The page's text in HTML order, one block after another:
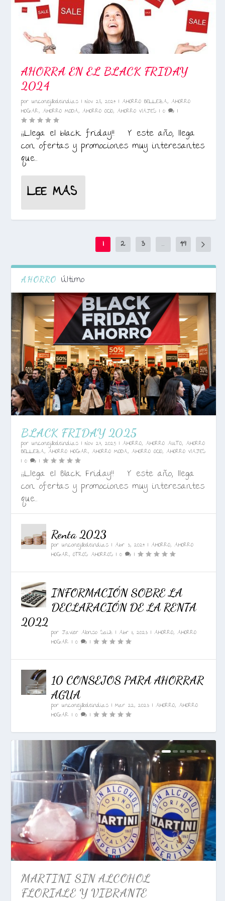
AHORRA EN EL BLACK FRIDAY
2024
porunconejillodeindias |Nov 28, 2024 |AHORRO BELLEZA,AHORRO
HOGAR,AHORRO MODA,AHORRO OCIO,AHORRO VIAJES |0 |
¡¡Llega el black friday!! Y este año, llega
con ofertas y promociones muy interesantes
que...
LEE MAS
1 2 3 ... 49
AHORRO Último
BLACK FRIDAY 2025
porunconejillodeindias |Nov 27, 2025 |AHORRO,AHORRO AUTO,AHORRO
BELLEZA,AHORRO HOGAR,AHORRO MODA,AHORRO OCIO,AHORRO VIAJES
|0 |
¡¡Llega el Black Friday!! Y este año, llega
con ofertas y promociones muy interesantes
que...
Renta 2023
porunconejillodeindias |Abr 3, 2024 |AHORRO,AHORRO
HOGAR,OTROS AHORROS |0 |
INFORMACIÓN SOBRE LA
DECLARACIÓN DE LA RENTA
2022
por Javier Alonso Saiz |Abr 11, 2023 |AHORRO,AHORRO
HOGAR |0 |
10 CONSEJOS PARA AHORRAR
AGUA
porunconejillodeindias |Mar 22, 2023 |AHORRO,AHORRO
HOGAR |0 |
AMBIPUR BAÑO
MARTINI SIN ALCOHOL
FLORIALE Y VIBRANTE